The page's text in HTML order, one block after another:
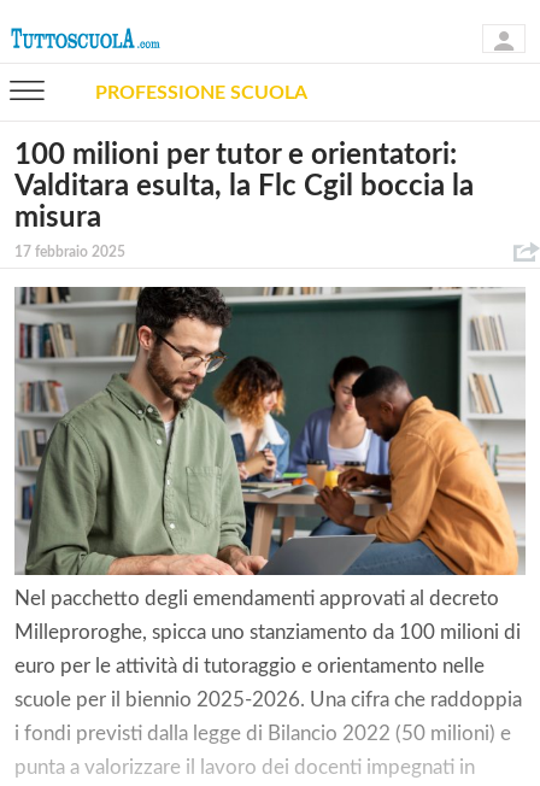
PROFESSIONE SCUOLA
100 milioni per tutor e orientatori:
Valditara esulta, la Flc Cgil boccia la
misura
17 febbraio 2025
Nel pacchetto degli emendamenti approvati al decreto
Milleproroghe, spicca uno stanziamento da 100 milioni di
euro per le attività di tutoraggio e orientamento nelle
scuole per il biennio 2025-2026. Una cifra che raddoppia
i fondi previsti dalla legge di Bilancio 2022 (50 milioni) e
punta a valorizzare il lavoro dei docenti impegnati in